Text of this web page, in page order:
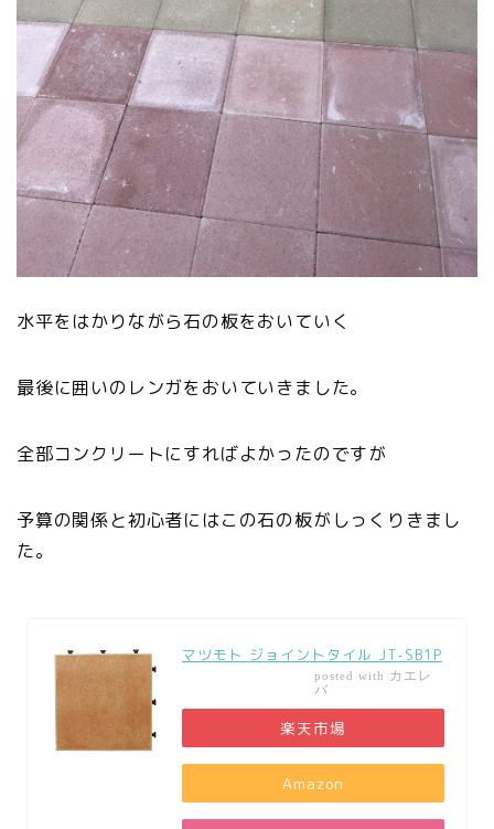
水平をはかりながら石の板をおいていく
最後に囲いのレンガをおいていきました。
全部コンクリートにすればよかったのですが
予算の関係と初心者にはこの石の板がしっくりきまし
た。
マツモト ジョイントタイル JT-SB1P
posted with カエレ
バ
楽天市場
Amazon